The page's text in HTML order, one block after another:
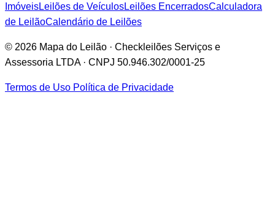
ImóveisLeilões de VeículosLeilões EncerradosCalculadora
de LeilãoCalendário de Leilões
© 2026 Mapa do Leilão · Checkleilões Serviços e
Assessoria LTDA · CNPJ 50.946.302/0001-25
Termos de Uso Política de Privacidade